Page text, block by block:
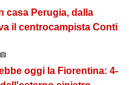
casa Perugia, dalla
il centrocampista Conti
oggi la Fiorentina: 4-